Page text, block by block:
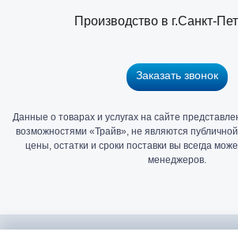
Производство в г.Санкт-
Заказать звонок
Данные о товарах и услугах на сайте
возможностями «Трайв», не являются
цены, остатки и сроки поставки вы всегда
менеджеров.
Главный
в
2006 - 2026 © Компания «Трайв»